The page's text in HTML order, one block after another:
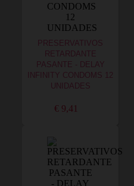
PRESERVATIVOS
RETARDANTE
PASANTE - DELAY
INFINITY CONDOMS 12
UNIDADES
€ 9,41